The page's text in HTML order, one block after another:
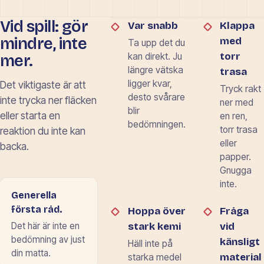
Vid spill: gör
mindre, inte
mer.
Det viktigaste är att
inte trycka ner fläcken
eller starta en
reaktion du inte kan
backa.
Generella
första råd.
Det här är inte en
bedömning av just
din matta.
Var snabb
Ta upp det du
kan direkt. Ju
längre vätska
ligger kvar,
desto svårare
blir
bedömningen.
Klappa
med
torr
trasa
Tryck rakt
ner med
en ren,
torr trasa
eller
papper.
Gnugga
inte.
Hoppa över
stark kemi
Häll inte på
starka medel
Fråga
vid
känsligt
material